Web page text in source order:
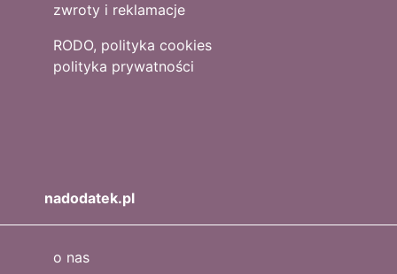
zwroty i reklamacje
RODO, polityka cookies
polityka prywatności
nadodatek.pl
o nas